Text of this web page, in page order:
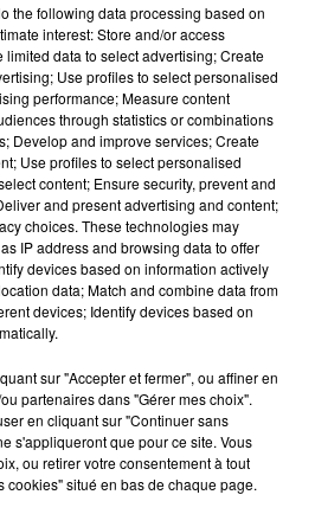
2 min 12 sec
12 sec
du 17.11.2025
the following data processing based on
interest: Store and/or access
data to select advertising; Create
Use profiles to select personalised
performance; Measure content
through statistics or combinations
Develop and improve services; Create
Use profiles to select personalised
content; Ensure security, prevent and
and present advertising and content;
choices. These technologies may
IP address and browsing data to offer
devices based on information actively
data; Match and combine data from
devices; Identify devices based on
sur "Accepter et fermer", ou affiner en
partenaires dans "Gérer mes choix".
en cliquant sur "Continuer sans
s'appliqueront que pour ce site. Vous
ou retirer votre consentement à tout
cookies" situé en bas de chaque page.